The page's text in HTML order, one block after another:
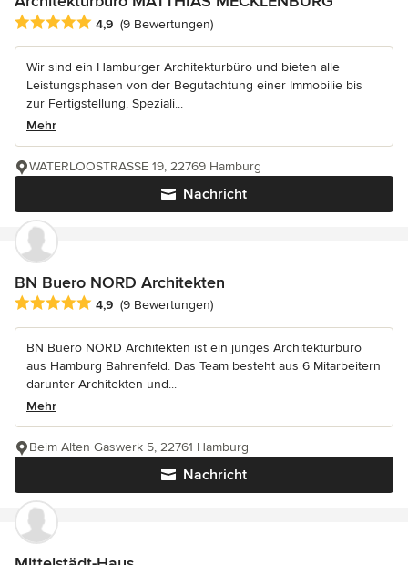
Durchschnittliche Bewertung: 4.9 von 5 Sternen
4,9 (9 Bewertungen)
Wir sind ein Hamburger Architekturbüro und bieten alle
Leistungsphasen von der Begutachtung einer Immobilie bis
zur Fertigstellung. Speziali...
Mehr
Nachricht
WATERLOOSTRASSE 19, 22769 Hamburg
BN Buero NORD Architekten
Durchschnittliche Bewertung: 4.9 von 5 Sternen
4,9 (9 Bewertungen)
BN Buero NORD Architekten ist ein junges Architekturbüro
aus Hamburg Bahrenfeld. Das Team besteht aus 6 Mitarbeitern
darunter Architekten und...
Mehr
Nachricht
Beim Alten Gaswerk 5, 22761 Hamburg